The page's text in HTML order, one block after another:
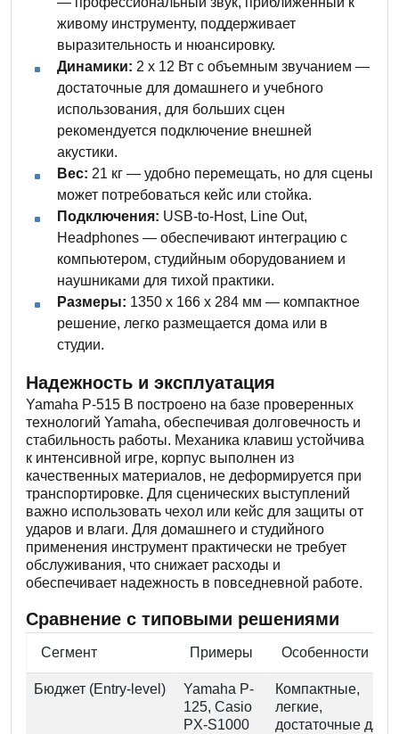
живому инструменту, поддерживает
выразительность и нюансировку.
Динамики: 2 x 12 Вт с объемным звучанием —
достаточные для домашнего и учебного
использования, для больших сцен
рекомендуется подключение внешней
акустики.
Вес: 21 кг — удобно перемещать, но для сцены
может потребоваться кейс или стойка.
Подключения: USB-to-Host, Line Out,
Headphones — обеспечивают интеграцию с
компьютером, студийным оборудованием и
наушниками для тихой практики.
Размеры: 1350 x 166 x 284 мм — компактное
решение, легко размещается дома или в
студии.
Надежность и эксплуатация
Yamaha P-515 B построено на базе проверенных
технологий Yamaha, обеспечивая долговечность и
стабильность работы. Механика клавиш устойчива
к интенсивной игре, корпус выполнен из
качественных материалов, не деформируется при
транспортировке. Для сценических выступлений
важно использовать чехол или кейс для защиты от
ударов и влаги. Для домашнего и студийного
применения инструмент практически не требует
обслуживания, что снижает расходы и
обеспечивает надежность в повседневной работе.
Сравнение с типовыми решениями
Сегмент Примеры Особенности
Бюджет (Entry-level)
Yamaha P-
125, Casio
PX-S1000
Компактные,
легкие,
достаточные для